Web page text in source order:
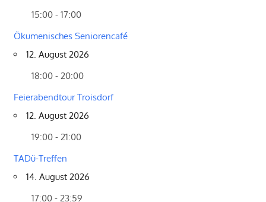
15:00 - 17:00
Ökumenisches Seniorencafé
12. August 2026
18:00 - 20:00
Feierabendtour Troisdorf
12. August 2026
19:00 - 21:00
TADü-Treffen
14. August 2026
17:00 - 23:59